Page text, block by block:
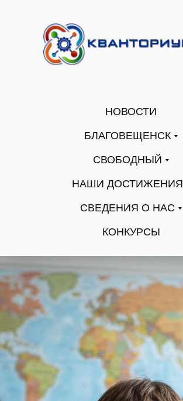
НОВОСТИ
БЛАГОВЕЩЕНСК
СВОБОДНЫЙ
НАШИ ДОСТИЖЕНИЯ
СВЕДЕНИЯ О НАС
КОНКУРСЫ